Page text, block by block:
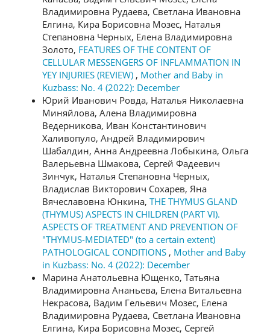
Владимировна Рудаева, Светлана Ивановна
Елгина, Кира Борисовна Мозес, Наталья
Степановна Черных, Елена Владимировна
Золото, FEATURES OF THE CONTENT OF
CELLULAR MESSENGERS OF INFLAMMATION IN
YEY INJURIES (REVIEW) , Mother and Baby in
Kuzbass: No. 4 (2022): December
Юрий Иванович Ровда, Наталья Николаевна
Миняйлова, Алена Владимировна
Ведерникова, Иван Константинович
Халивопуло, Андрей Владимирович
Шабалдин, Анна Андреевна Лобыкина, Ольга
Валерьевна Шмакова, Сергей Фадеевич
Зинчук, Наталья Степановна Черных,
Владислав Викторович Сохарев, Яна
Вячеславовна Юнкина, THE THYMUS GLAND
(THYMUS) ASPECTS IN CHILDREN (PART VI).
ASPECTS OF TREATMENT AND PREVENTION OF
"THYMUS-MEDIATED" (to a certain extent)
PATHOLOGICAL CONDITIONS , Mother and Baby
in Kuzbass: No. 4 (2022): December
Марина Анатольевна Ющенко, Татьяна
Владимировна Ананьева, Елена Витальевна
Некрасова, Вадим Гельевич Мозес, Елена
Владимировна Рудаева, Светлана Ивановна
Елгина, Кира Борисовна Мозес, Сергей